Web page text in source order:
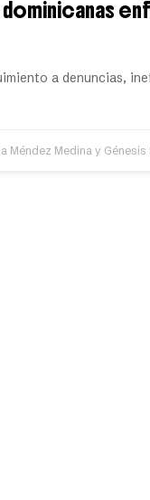
dominicanas
a denuncias,
Méndez Medina y Génesis